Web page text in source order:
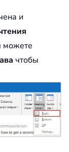
и
можете
чтобы